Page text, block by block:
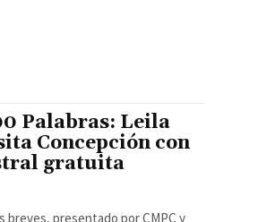
Palabras: Leila
Concepción con
gratuita
breves, presentado por CMPC y